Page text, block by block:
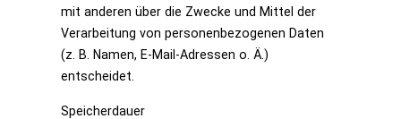
mit anderen über die Zwecke und Mittel der
Verarbeitung von personenbezogenen Daten
(z. B. Namen, E-Mail-Adressen o. Ä.)
entscheidet.
Speicherdauer